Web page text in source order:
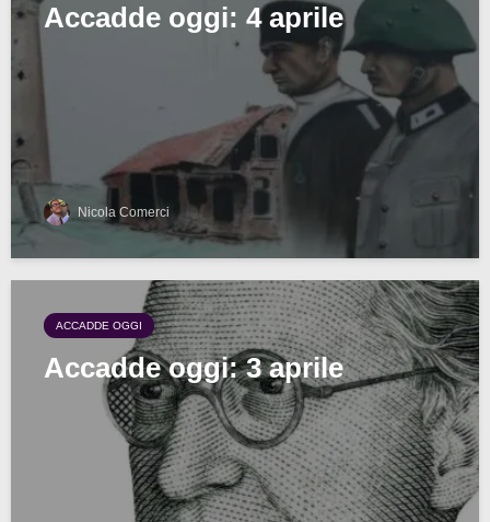
Accadde oggi: 4 aprile
Nicola Comerci
ACCADDE OGGI
Accadde oggi: 3 aprile